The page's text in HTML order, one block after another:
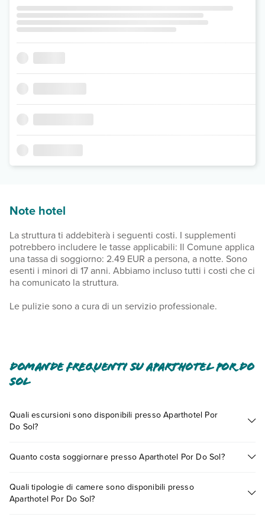
Note hotel
La struttura ti addebiterà i seguenti costi. I supplementi
potrebbero includere le tasse applicabili: Il Comune applica
una tassa di soggiorno: 2.49 EUR a persona, a notte. Sono
esenti i minori di 17 anni. Abbiamo incluso tutti i costi che ci
ha comunicato la struttura.
Le pulizie sono a cura di un servizio professionale.
Domande frequenti su Aparthotel Por Do
Sol
Quali escursioni sono disponibili presso Aparthotel Por
Do Sol?
presso Aparthotel Por Do Sol. Scoprile tutte nellasezione
0721.17231 o
prenotando un appuntamento
Quanto costa soggiornare presso Aparthotel Por Do Sol?
vari fattori (per es. date, condizioni dell'hotel, ecc). Per
consultare i prezzi, compila il motore di ricerca e scegli
Quali tipologie di camere sono disponibili presso
Aparthotel Por Do Sol?